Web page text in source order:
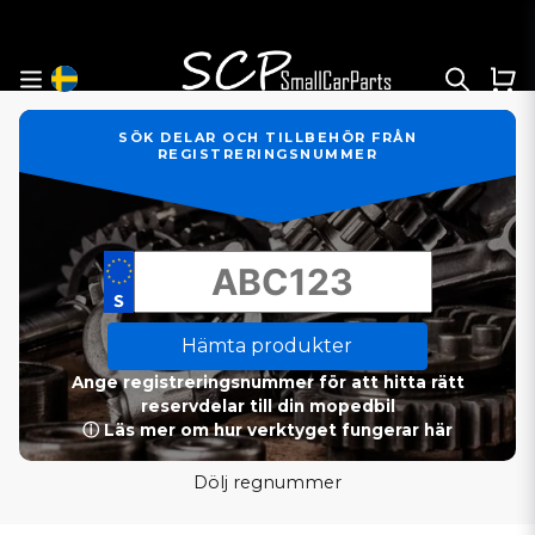
SÖK DELAR OCH TILLBEHÖR FRÅN
REGISTRERINGSNUMMER
Hämta produkter
Ange registreringsnummer för att hitta rätt
reservdelar till din mopedbil
ⓘ Läs mer om hur verktyget fungerar här
Dölj regnummer